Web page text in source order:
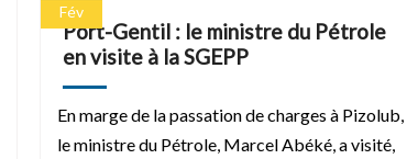
Fév
Port-Gentil : le ministre du Pétrole
en visite à la SGEPP
En marge de la passation de charges à Pizolub,
le ministre du Pétrole, Marcel Abéké, a visité,